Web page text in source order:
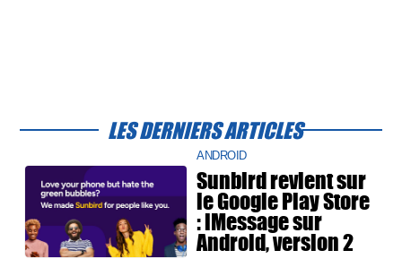
LES DERNIERS ARTICLES
ANDROID
Sunbird revient sur
le Google Play Store
: iMessage sur
Android, version 2